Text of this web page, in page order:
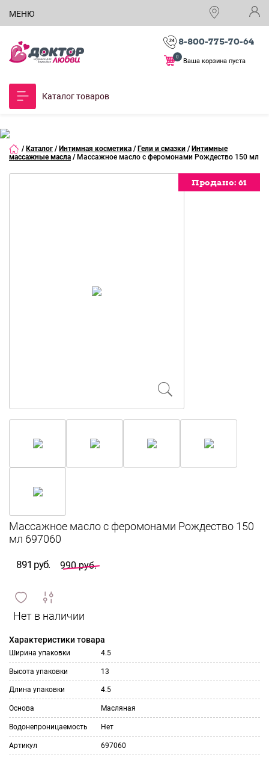
МЕНЮ
8-800-775-70-64
Ваша корзина пуста
0
Каталог товаров
/ Каталог / Интимная косметика / Гели и смазки / Интимные
массажные масла / Массажное масло с феромонами Рождество 150 мл
Продано: 61
Продано: 61
Продано: 61
Продано: 61
Продано: 61
891 руб. 990 руб.
и
сравнить
ИЗБРАННОЕ
Характеристики товара
Ширина упаковки 4.5
Высота упаковки 13
Длина упаковки 4.5
Основа Масляная
Водонепроницаемость Нет
Артикул 697060